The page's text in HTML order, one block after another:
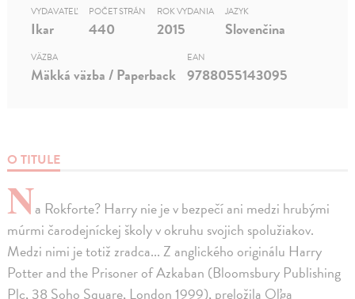
O TITULE
Na Rokforte? Harry nie je v bezpečí ani medzi hrubými
múrmi čarodejníckej školy v okruhu svojich spolužiakov.
Medzi nimi je totiž zradca... Z anglického originálu Harry
Potter and the Prisoner of Azkaban (Bloomsbury Publishing
Plc, 38 Soho Square, London 1999), preložila Oľga
VYDAVATEĽ
Ikar
POČET STRÁN
440
ROK VYDANIA
2015
JAZYK
Slovenčina
VÄZBA
Mäkká väzba / Paperback
EAN
9788055143095